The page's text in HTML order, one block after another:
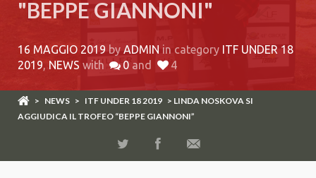
"BEPPE GIANNONI"
16 MAGGIO 2019 by ADMIN in category ITF UNDER 18
2019, NEWS with 0 and 4
> NEWS > ITF UNDER 18 2019 > LINDA NOSKOVA SI
AGGIUDICA IL TROFEO “BEPPE GIANNONI”